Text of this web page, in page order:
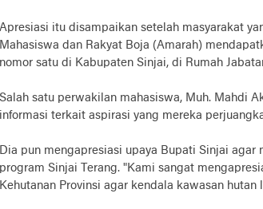
Apresiasi itu disampaikan setelah masyarakat
Mahasiswa dan Rakyat Boja (Amarah)
nomor satu di Kabupaten Sinjai, di Rumah
Salah satu perwakilan mahasiswa, Muh. Mahdi
informasi terkait aspirasi yang mereka
Dia pun mengapresiasi upaya Bupati Sinjai
program Sinjai Terang. "Kami sangat
Kehutanan Provinsi agar kendala kawasan